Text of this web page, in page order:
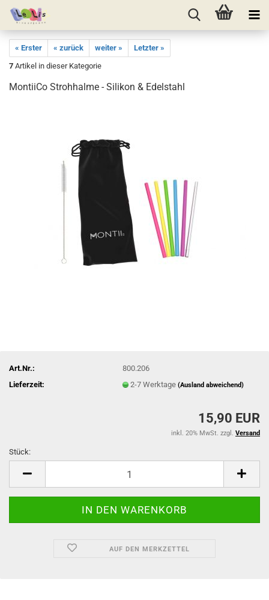
« Erster « zurück weiter »
Letzter »
7 Artikel in dieser Kategorie
MontiiCo Strohhalme - Silikon & Edelstahl
Art.Nr.:
800.206
Lieferzeit:
2-7 Werktage(Ausland abweichend)
15,90 EUR
inkl. 20% MwSt. zzgl. Versand
Stück:
AUF DEN MERKZETTEL